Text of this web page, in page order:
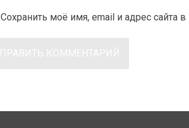
Сохранить моё имя, email и адрес сайта